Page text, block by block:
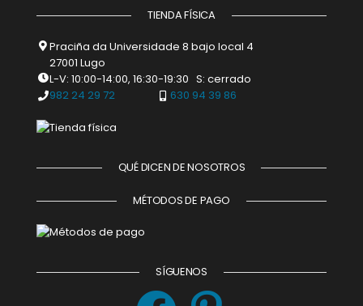
TIENDA FÍSICA
Praciña da Universidade 8 bajo local 4
27001 Lugo
L-V: 10:00-14:00, 16:30-19:30 S: cerrado
982 24 29 72
630 94 39 86
QUÉ DICEN DE NOSOTROS
MÉTODOS DE PAGO
SÍGUENOS